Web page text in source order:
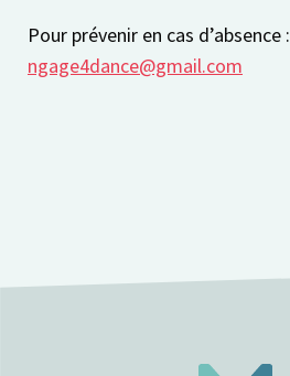
Pour prévenir en cas d’absence :
ngage4dance@gmail.com